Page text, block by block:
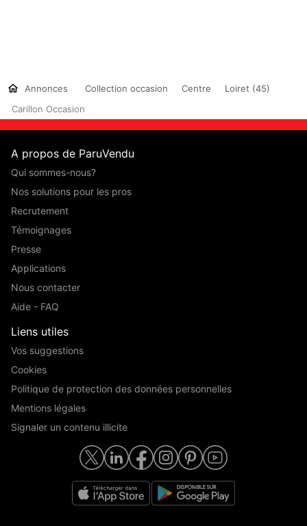
Annonces Collection occasion Centre
Loiret (45)
Carillon Occasion
A propos de ParuVendu
Qui sommes-nous?
Nos solutions pour les pros
Recrutement
Témoignages
Presse
Applications
Nous contacter
Aide - FAQ
Liens utiles
Vos suggestions
Cookies
Politique de protection des données personnelles
Mentions légales
Signaler un contenu illicite